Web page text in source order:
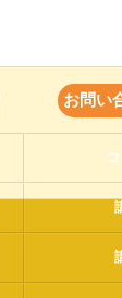
お問い